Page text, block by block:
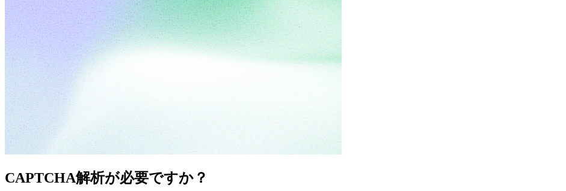
CAPTCHA解析が必要ですか？